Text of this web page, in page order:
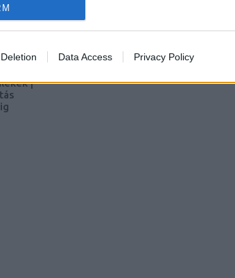
Data Access Privacy Policy
|